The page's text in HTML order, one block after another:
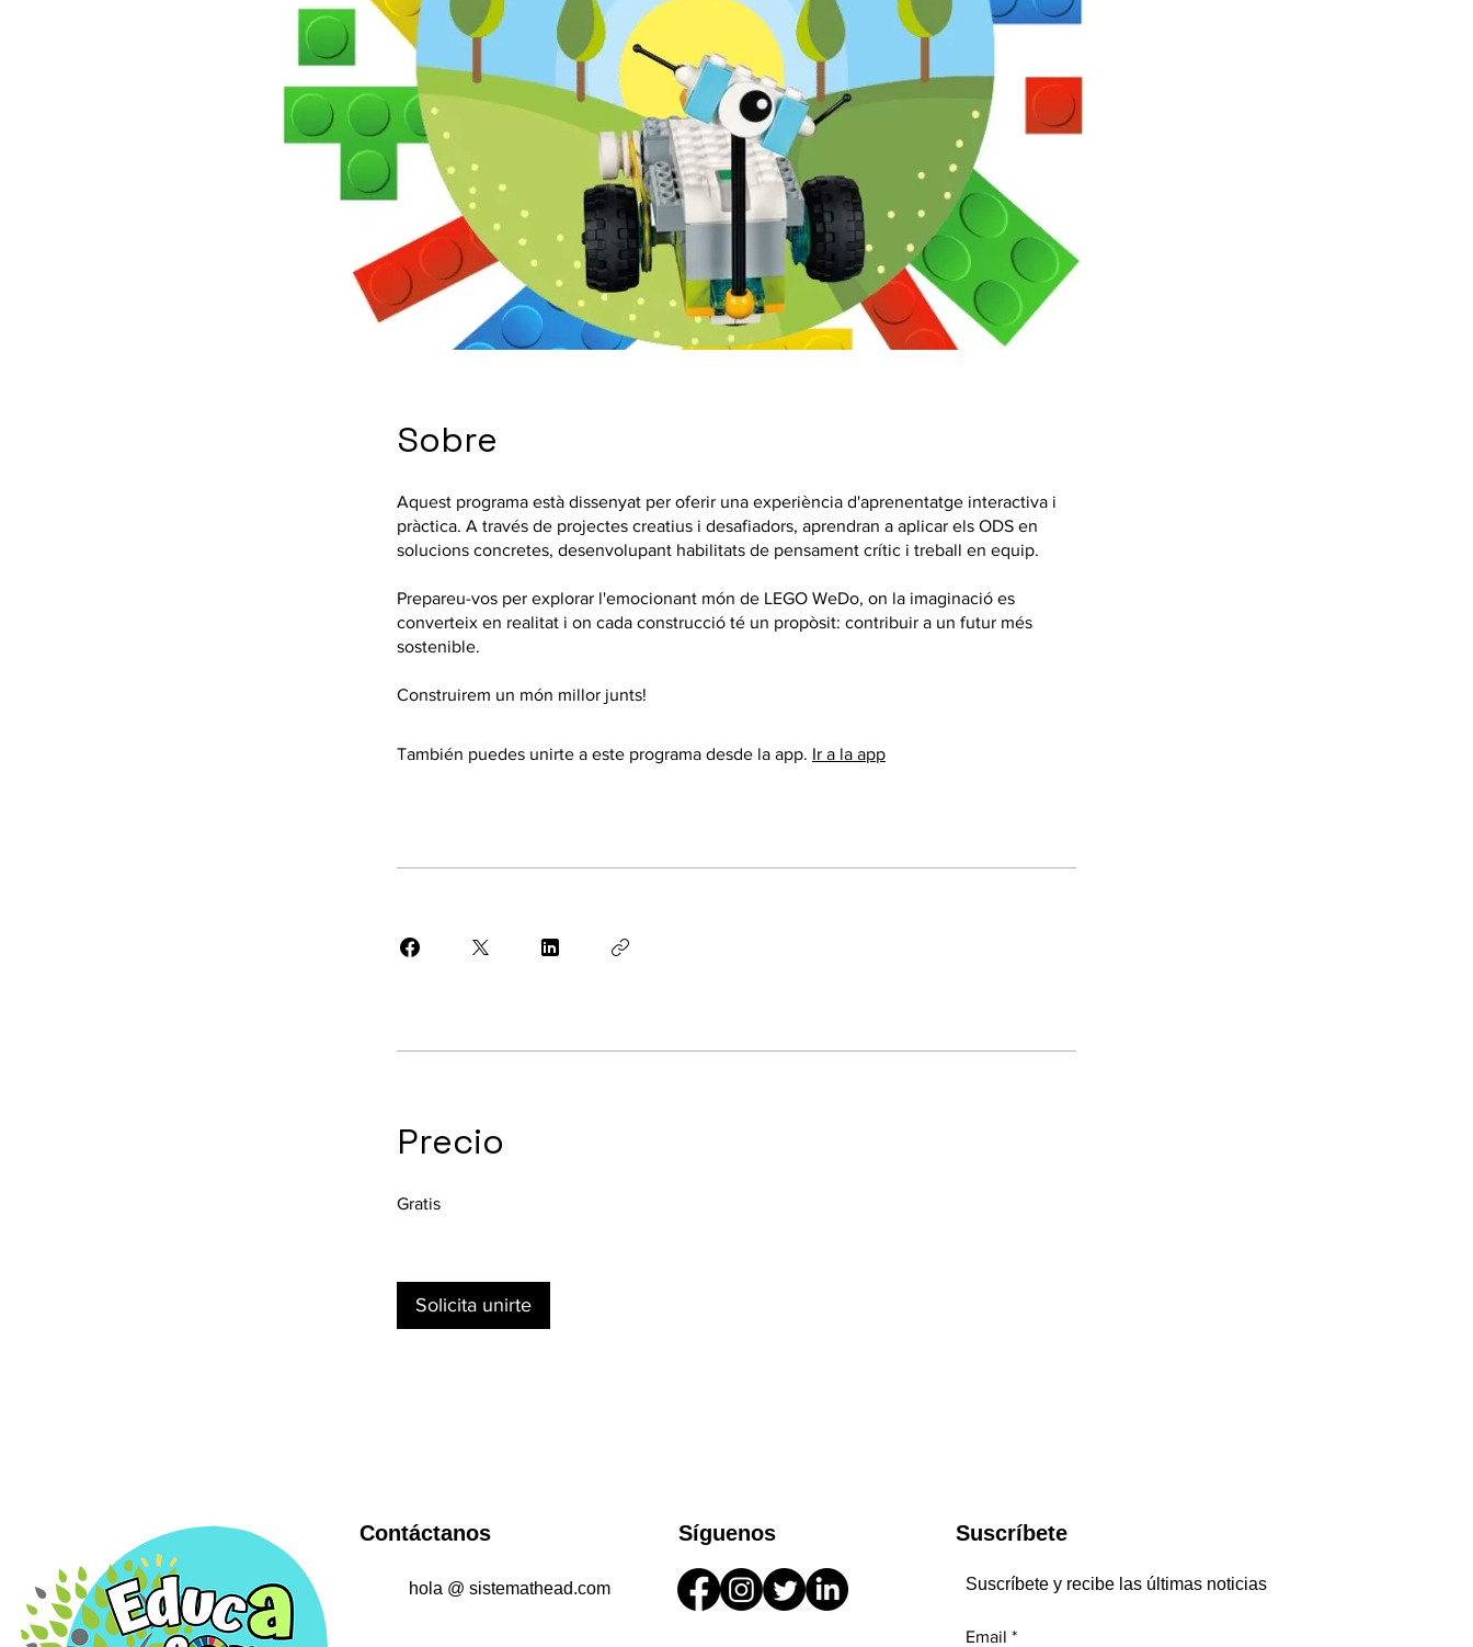
Sobre
Aquest programa està dissenyat per oferir una experiència d'aprenentatge interactiva i
pràctica. A través de projectes creatius i desafiadors, aprendran a aplicar els ODS en
solucions concretes, desenvolupant habilitats de pensament crític i treball en equip.
Prepareu-vos per explorar l'emocionant món de LEGO WeDo, on la imaginació es
converteix en realitat i on cada construcció té un propòsit: contribuir a un futur més
sostenible.
Construirem un món millor junts!
También puedes unirte a este programa desde la app. Ir a la app
Precio
Gratis
Solicita unirte
Contáctanos
hola @ sistemathead.com
Síguenos Suscríbete
Suscríbete y recibe las últimas noticias
Email